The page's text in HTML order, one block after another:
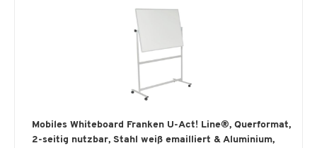
Mobiles Whiteboard Franken U-Act! Line®, Querformat,
2-seitig nutzbar, Stahl weiß emailliert & Aluminium,